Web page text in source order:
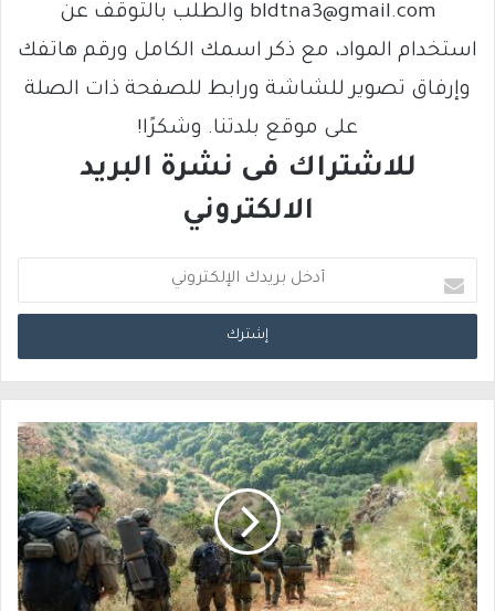
bldtna3@gmail.com والطلب بالتوقف عن
استخدام المواد، مع ذكر اسمك الكامل ورقم هاتفك
وإرفاق تصوير للشاشة ورابط للصفحة ذات الصلة
على موقع بلدتنا. وشكرًا!
للاشتراك فى نشرة البريد
الالكتروني
د
خ
ب
ر
ي
د
ك